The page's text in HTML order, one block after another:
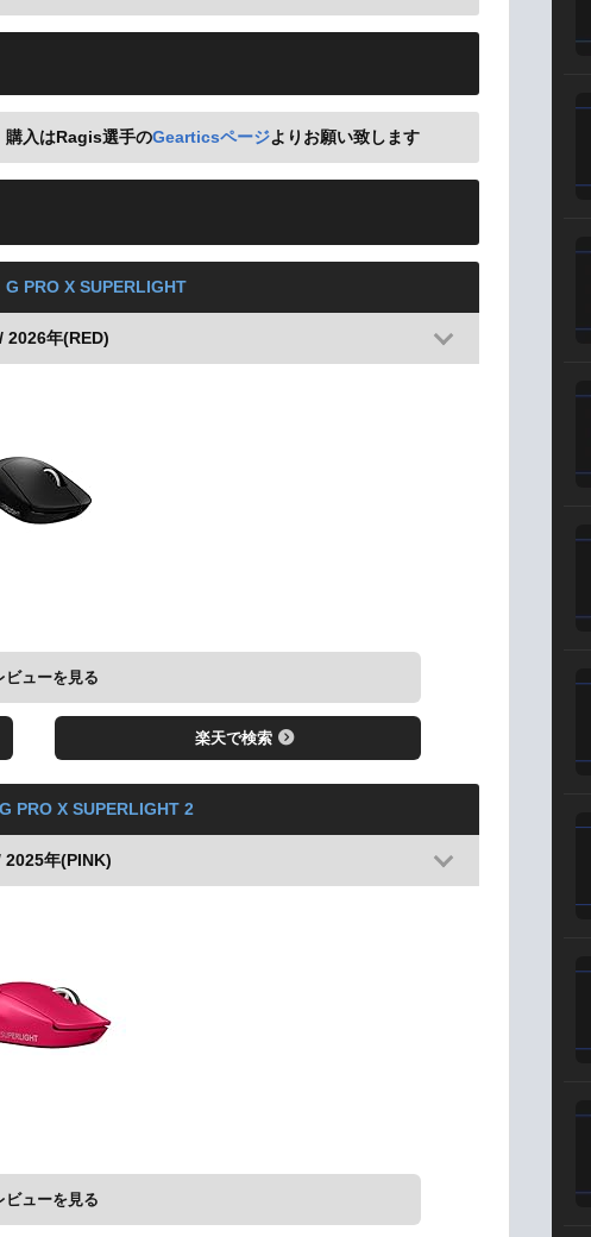
購入はRagis選手のGearticsページよりお願い致します
PRO X SUPERLIGHT
2026年(RED)
ューを見る
楽天で検索
PRO X SUPERLIGHT 2
2025年(PINK)
ューを見る